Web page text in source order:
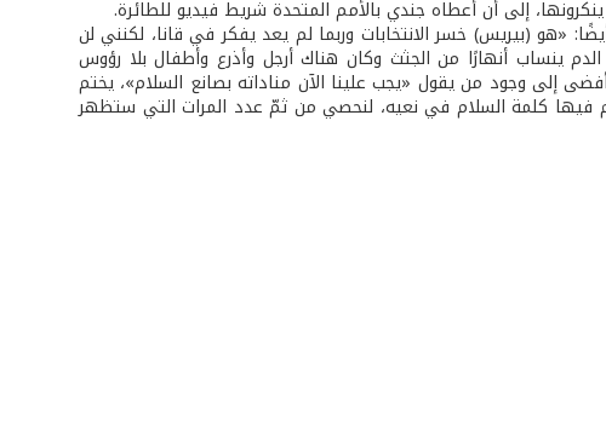
إلى أن أعطاه جندي بالأمم المتحدة شريط فيديو للطائرة.
«هو (بيريس) خسر الانتخابات وربما لم يعد يفكر في قانا، لكنني لن
ينساب أنهارًا من الجثث وكان هناك أرجل وأذرع وأطفال بلا رؤوس
إلى وجود من يقول «يجب علينا الآن مناداته بصانع السلام»، يختم
فيها كلمة السلام في نعيه، لنحصي من ثمّ عدد المرات التي ستظهر